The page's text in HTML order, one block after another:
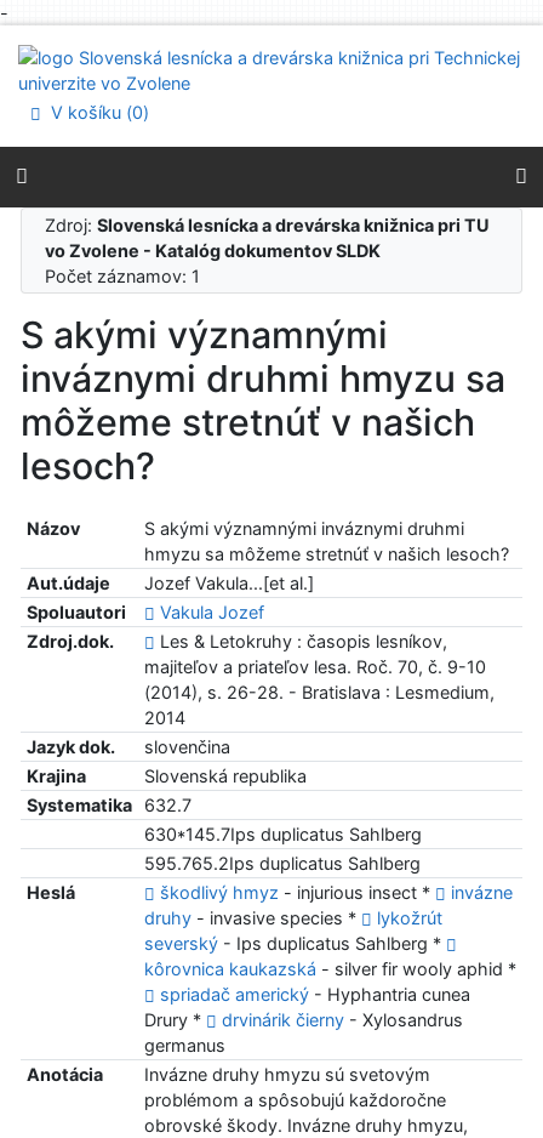
-
Prejsť na menu
Prehlásenie o webovej prístupnosti
V košíku (0)
Zdroj:Slovenská lesnícka a drevárska knižnica pri TU
vo Zvolene - Katalóg dokumentov SLDK
Počet záznamov: 1
S akými významnými
inváznymi druhmi hmyzu sa
môžeme stretnúť v našich
lesoch?
Názov
S akými významnými inváznymi druhmi
hmyzu sa môžeme stretnúť v našich lesoch?
Aut.údaje
Jozef Vakula...[et al.]
Spoluautori
Vakula Jozef
Zdroj.dok.
Les & Letokruhy : časopis lesníkov,
majiteľov a priateľov lesa. Roč. 70, č. 9-10
(2014), s. 26-28. - Bratislava : Lesmedium,
2014
Jazyk dok.
slovenčina
Krajina
Slovenská republika
Systematika
632.7
630*145.7Ips duplicatus Sahlberg
595.765.2Ips duplicatus Sahlberg
Heslá
škodlivý hmyz - injurious insect *
invázne
druhy- invasive species *
lykožrút
severský- Ips duplicatus Sahlberg *
kôrovnica kaukazská - silver fir wooly aphid *
spriadač americký- Hyphantria cunea
Drury *
drvinárik čierny- Xylosandrus
germanus
Anotácia
Invázne druhy hmyzu sú svetovým
problémom a spôsobujú každoročne
obrovské škody. Invázne druhy hmyzu,